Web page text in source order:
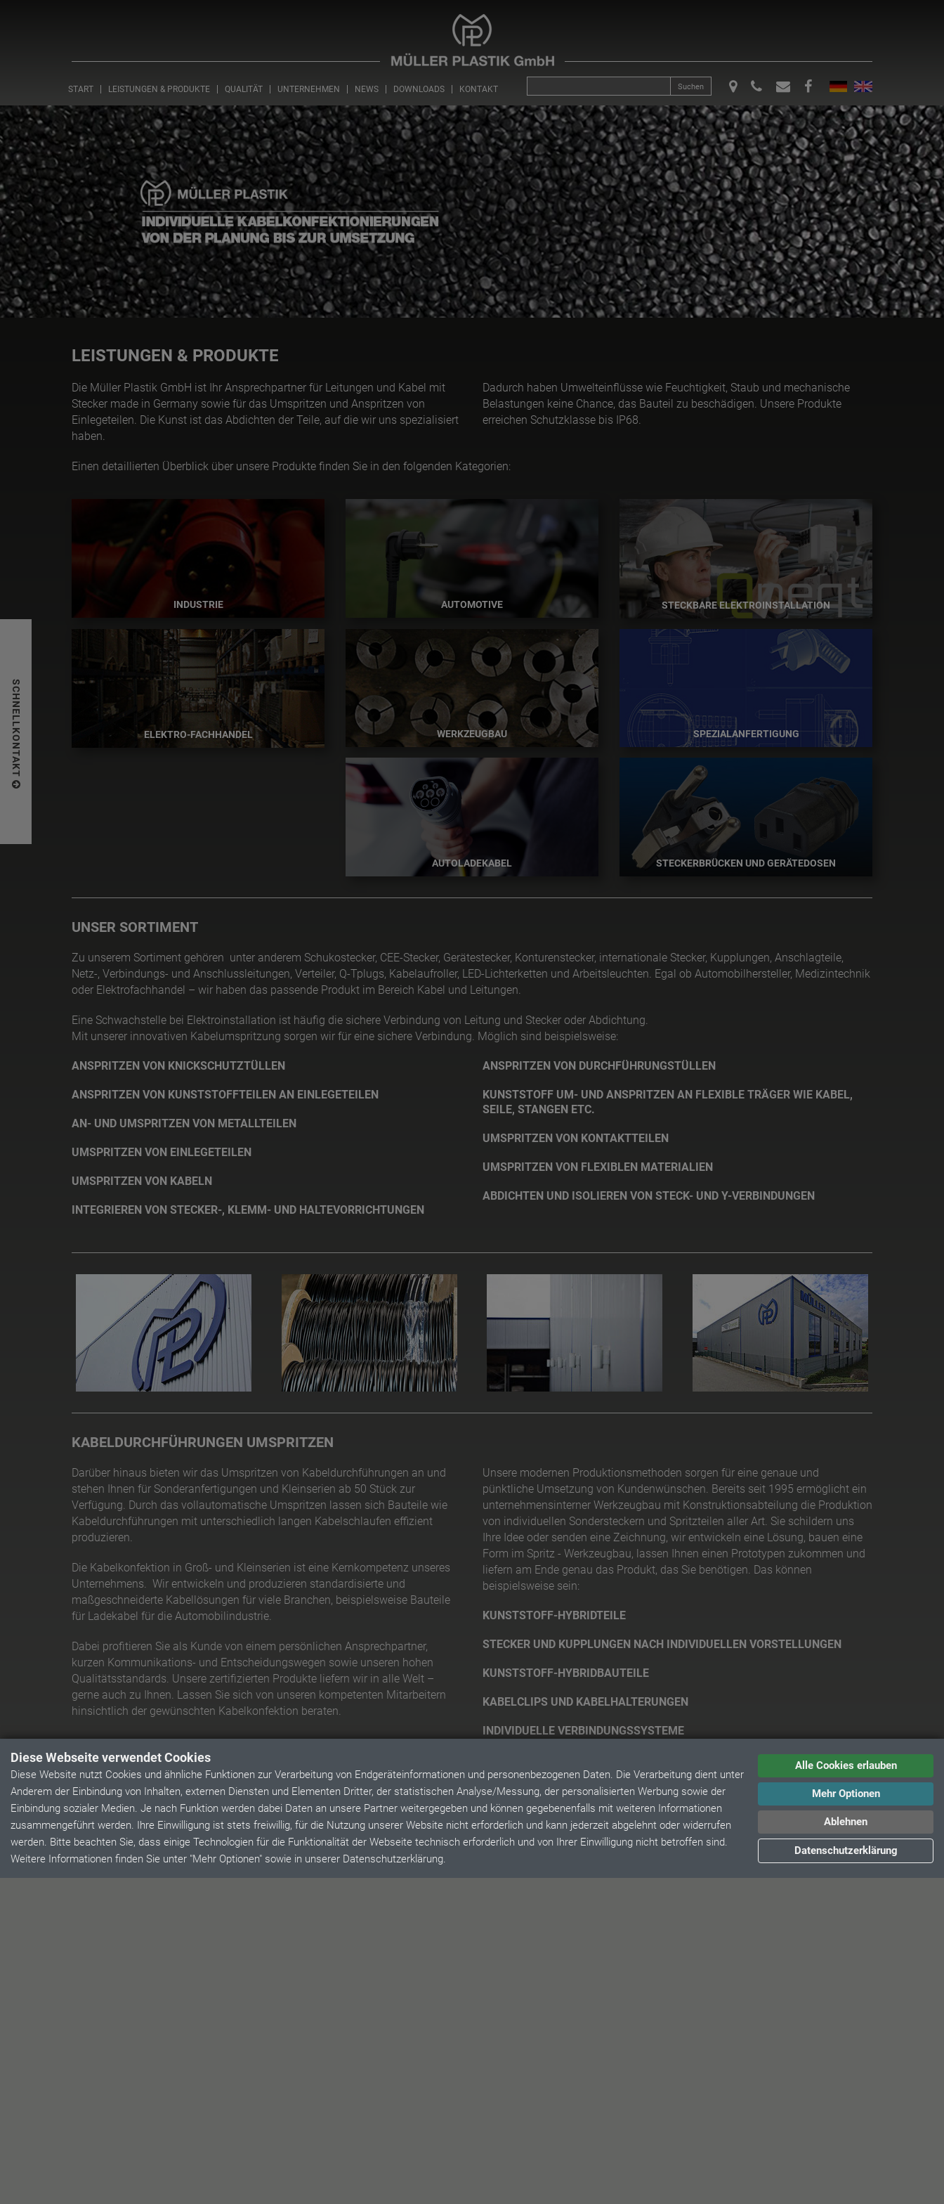
Diese Webseite verwendet Cookies
Diese Website nutzt Cookies und ähnliche Funktionen zur Verarbeitung von Endgeräteinformationen und personenbezogenen Daten. Die Verarbeitung dient unter
Anderem der Einbindung von Inhalten, externen Diensten und Elementen Dritter, der statistischen Analyse/Messung, der personalisierten Werbung sowie der
Einbindung sozialer Medien. Je nach Funktion werden dabei Daten an unsere Partner weitergegeben und können gegebenenfalls mit weiteren Informationen
zusammengeführt werden. Ihre Einwilligung ist stets freiwillig, für die Nutzung unserer Website nicht erforderlich und kann jederzeit abgelehnt oder widerrufen
werden. Bitte beachten Sie, dass einige Technologien für die Funktionalität der Webseite technisch erforderlich und von Ihrer Einwilligung nicht betroffen sind.
Weitere Informationen finden Sie unter "Mehr Optionen" sowie in unserer Datenschutzerklärung.
Alle Cookies erlauben
Mehr Optionen
Ablehnen
Datenschutzerklärung
START LEISTUNGEN & PRODUKTE QUALITÄT UNTERNEHMEN NEWS DOWNLOADS KONTAKT Suchen
LEISTUNGEN & PRODUKTE
Die Müller Plastik GmbH ist Ihr Ansprechpartner für Leitungen und Kabel mit
Stecker made in Germany sowie für das Umspritzen und Anspritzen von
Einlegeteilen. Die Kunst ist das Abdichten der Teile, auf die wir uns spezialisiert
haben.
Dadurch haben Umwelteinflüsse wie Feuchtigkeit, Staub und mechanische
Belastungen keine Chance, das Bauteil zu beschädigen. Unsere Produkte
erreichen Schutzklasse bis IP68.
Einen detaillierten Überblick über unsere Produkte finden Sie in den folgenden Kategorien:
INDUSTRIE AUTOMOTIVE STECKBARE ELEKTROINSTALLATION
ELEKTRO-FACHHANDEL WERKZEUGBAU SPEZIALANFERTIGUNG
AUTOLADEKABEL STECKERBRÜCKEN UND GERÄTEDOSEN
UNSER SORTIMENT
Zu unserem Sortiment gehören unter anderem Schukostecker, CEE-Stecker, Gerätestecker, Konturenstecker, internationale Stecker, Kupplungen, Anschlagteile,
Netz-, Verbindungs- und Anschlussleitungen, Verteiler, Q-Tplugs, Kabelaufroller, LED-Lichterketten und Arbeitsleuchten. Egal ob Automobilhersteller, Medizintechnik
oder Elektrofachhandel – wir haben das passende Produkt im Bereich Kabel und Leitungen.
Eine Schwachstelle bei Elektroinstallation ist häufig die sichere Verbindung von Leitung und Stecker oder Abdichtung.
Mit unserer innovativen Kabelumspritzung sorgen wir für eine sichere Verbindung. Möglich sind beispielsweise:
ANSPRITZEN VON KNICKSCHUTZTÜLLEN
ANSPRITZEN VON KUNSTSTOFFTEILEN AN EINLEGETEILEN
AN- UND UMSPRITZEN VON METALLTEILEN
UMSPRITZEN VON EINLEGETEILEN
UMSPRITZEN VON KABELN
INTEGRIEREN VON STECKER-, KLEMM- UND HALTEVORRICHTUNGEN
ANSPRITZEN VON DURCHFÜHRUNGSTÜLLEN
KUNSTSTOFF UM- UND ANSPRITZEN AN FLEXIBLE TRÄGER WIE KABEL,
SEILE, STANGEN ETC.
UMSPRITZEN VON KONTAKTTEILEN
UMSPRITZEN VON FLEXIBLEN MATERIALIEN
ABDICHTEN UND ISOLIEREN VON STECK- UND Y-VERBINDUNGEN
KABELDURCHFÜHRUNGEN UMSPRITZEN
Darüber hinaus bieten wir das Umspritzen von Kabeldurchführungen an und
stehen Ihnen für Sonderanfertigungen und Kleinserien ab 50 Stück zur
Verfügung. Durch das vollautomatische Umspritzen lassen sich Bauteile wie
Kabeldurchführungen mit unterschiedlich langen Kabelschlaufen effizient
produzieren.
Die Kabelkonfektion in Groß- und Kleinserien ist eine Kernkompetenz unseres
Unternehmens. Wir entwickeln und produzieren standardisierte und
maßgeschneiderte Kabellösungen für viele Branchen, beispielsweise Bauteile
für Ladekabel für die Automobilindustrie.
Dabei profitieren Sie als Kunde von einem persönlichen Ansprechpartner,
kurzen Kommunikations- und Entscheidungswegen sowie unseren hohen
Qualitätsstandards. Unsere zertifizierten Produkte liefern wir in alle Welt –
gerne auch zu Ihnen. Lassen Sie sich von unseren kompetenten Mitarbeitern
hinsichtlich der gewünschten Kabelkonfektion beraten.
Unsere modernen Produktionsmethoden sorgen für eine genaue und
pünktliche Umsetzung von Kundenwünschen. Bereits seit 1995 ermöglicht ein
unternehmensinterner Werkzeugbau mit Konstruktionsabteilung die Produktion
von individuellen Sondersteckern und Spritzteilen aller Art. Sie schildern uns
Ihre Idee oder senden eine Zeichnung, wir entwickeln eine Lösung, bauen eine
Form im Spritz - Werkzeugbau, lassen Ihnen einen Prototypen zukommen und
liefern am Ende genau das Produkt, das Sie benötigen. Das können
beispielsweise sein:
KUNSTSTOFF-HYBRIDTEILE
STECKER UND KUPPLUNGEN NACH INDIVIDUELLEN VORSTELLUNGEN
KUNSTSTOFF-HYBRIDBAUTEILE
KABELCLIPS UND KABELHALTERUNGEN
INDIVIDUELLE VERBINDUNGSSYSTEME
© 2026 by Müller Plastik GmbH. Alle Rechte vorbehalten.
AGB
Impressum Datenschutz Karriere Patente DIN ISO 9001:2015
SCHNELLKONTAKT